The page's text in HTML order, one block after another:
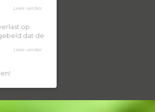
Lees verder
op
dat de
Lees verder